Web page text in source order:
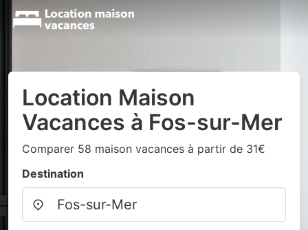
Location Maison
Vacances à Fos-sur-Mer
Comparer 58 maison vacances à partir de 31€
Destination